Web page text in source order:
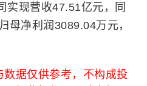
实现营收47.51亿元，同
母净利润3089.04万元，
据仅供参考，不构成投